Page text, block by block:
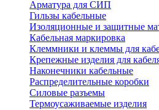
Арматура для СИП
Гильзы кабельные
Изоляционные и защитные
Кабельная маркировка
Клеммники и клеммы для
Крепежные изделия для
Наконечники кабельные
Распределительные коробки
Силовые разъемы
Термоусаживаемые изделия